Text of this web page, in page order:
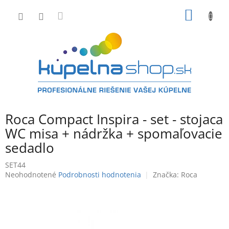
Roca Compact Inspira - set - stojaca
WC misa + nádržka + spomaľovacie
sedadlo
SET44
Priemerné
Neohodnotené Podrobnosti hodnotenia Značka: Roca